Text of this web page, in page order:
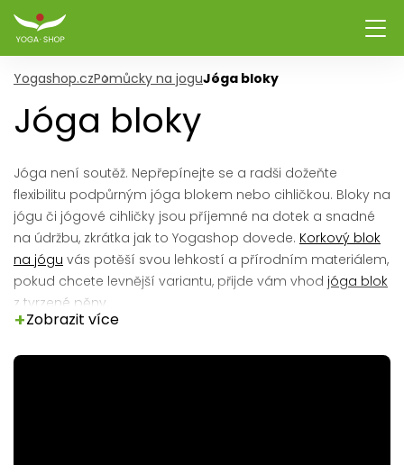
Yogashop.czPomůcky na joguJóga bloky
Jóga bloky
Jóga není soutěž. Nepřepínejte se a radši dožeňte
flexibilitu podpůrným jóga blokem nebo cihličkou. Bloky na
jógu či jógové cihličky jsou příjemné na dotek a snadné
na údržbu, zkrátka jak to Yogashop dovede. Korkový blok
na jógu vás potěší svou lehkostí a přírodním materiálem,
pokud chcete levnější variantu, přijde vám vhod jóga blok
z tvrzené pěny
+Zobrazit více